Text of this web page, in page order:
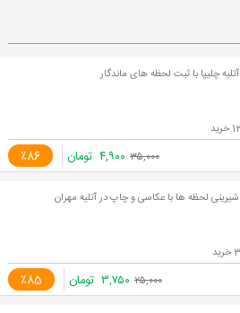
آتلیه چلیپا با ثبت لحظه های ماندگار
٪86 ۳۵,۰۰۰ ۴,۹۰۰ تومان
شیرینی لحظه ها با عکاسی و چاپ در آتلیه مهران
٪85 ۲۵,۰۰۰ ۳,۷۵۰ تومان